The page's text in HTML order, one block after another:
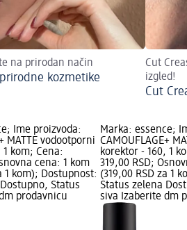
na prirodan način
kozmetike
Cut
izgled!
Cut
Ime proizvoda:
MATTE vodootporni
kom; Cena:
cena: 1 kom
1 kom); Dostupnost:
Status
prodavnicu
Marka: essence;
CAMOUFLAGE+
korektor - 160, 1
319,00 RSD;
(319,00 RSD za 1
Status zelena
siva Izaberite dm